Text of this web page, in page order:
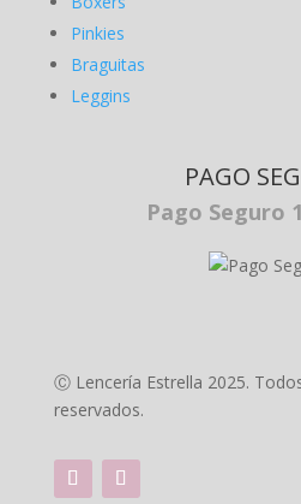
Pinkies
Braguitas
Leggins
PAGO
Pago Seguro
Ⓒ Lencería Estrella 2025.
reservados.